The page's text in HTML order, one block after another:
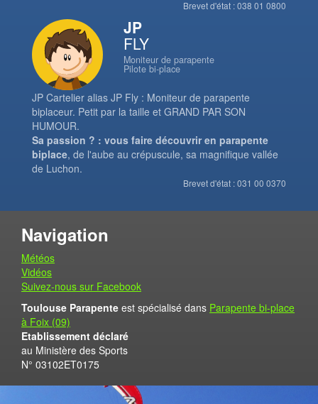
Brevet d'état : 038 01 0800
JP
FLY
Moniteur de parapente
Pilote bi-place
JP Cartelier alias JP Fly : Moniteur de parapente
biplaceur. Petit par la taille et GRAND PAR SON
HUMOUR.
Sa passion ? : vous faire découvrir en parapente
biplace, de l'aube au crépuscule, sa magnifique vallée
de Luchon.
Brevet d'état : 031 00 0370
Navigation
Météos
Vidéos
Suivez-nous sur Facebook
Toulouse Parapente est spécialisé dans Parapente bi-place
à Foix (09)
Etablissement déclaré
au Ministère des Sports
N° 03102ET0175